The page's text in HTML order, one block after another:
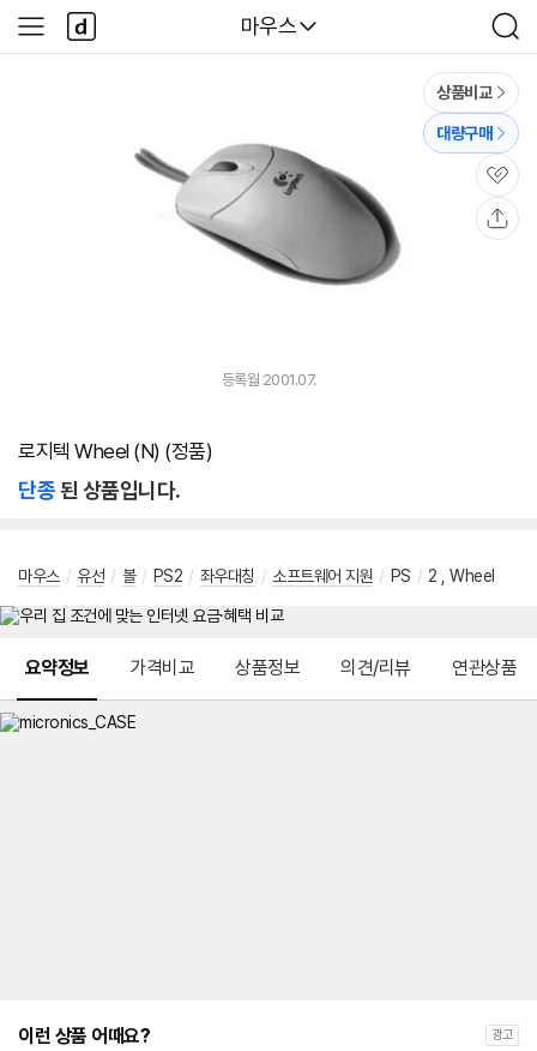
다나와
마우스
검
색
사
이
다
나
와
상품비교
대량구매
관
심
등록월 2001.07.
로지텍 Wheel (N) (정품)
단종된 상품입니다.
마우스 / 유선 / 볼 / PS2 / 좌우대칭 / 소프트웨어 지원 / PS / 2 , Wheel
요약정보 가격비교 상품정보 의견/리뷰 연관상품
이런 상품 어때요? 광고